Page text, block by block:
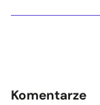
Komentarze